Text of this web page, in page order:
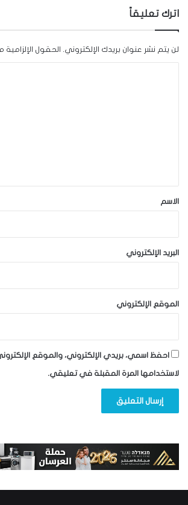
اترك تعليقاً
لن يتم نشر عنوان بريدك الإلكتروني. الحقول الإلزامية
*الاسم
البريد الإلكتروني
الموقع الإلكتروني
احفظ اسمي، بريدي الإلكتروني، والموقع
لاستخدامها المرة المقبلة في تعليقي.